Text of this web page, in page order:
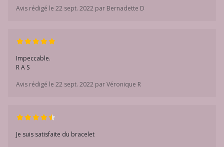
Avis rédigé le 22 sept. 2022 par Bernadette D
Impeccable.
R A S
Avis rédigé le 22 sept. 2022 par Véronique R
Je suis satisfaite du bracelet